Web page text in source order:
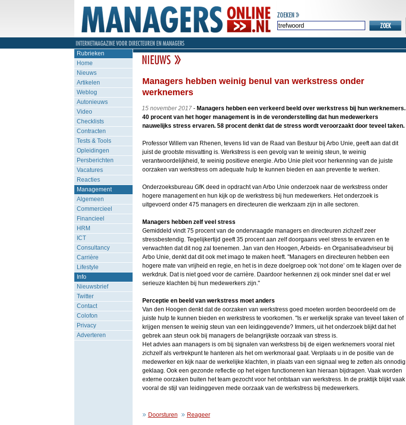
Rubrieken
Home
Nieuws
Artikelen
Weblog
Autonieuws
Video
Checklists
Contracten
Tests & Tools
Opleidingen
Persberichten
Vacatures
Reacties
Management
Algemeen
Commercieel
Financieel
HRM
ICT
Consultancy
Carrière
Lifestyle
Info
Nieuwsbrief
Twitter
Contact
Colofon
Privacy
Adverteren
Managers hebben weinig benul van werkstress onder
werknemers
15 november 2017- Managers hebben een verkeerd beeld over werkstress bij hun werknemers.
40 procent van het hoger management is in de veronderstelling dat hun medewerkers
nauwelijks stress ervaren. 58 procent denkt dat de stress wordt veroorzaakt door teveel taken.
Professor Willem van Rhenen, tevens lid van de Raad van Bestuur bij Arbo Unie, geeft aan dat dit
juist de grootste misvatting is. Werkstress is een gevolg van te weinig steun, te weinig
verantwoordelijkheid, te weinig positieve energie. Arbo Unie pleit voor herkenning van de juiste
oorzaken van werkstress om adequate hulp te kunnen bieden en aan preventie te werken.
Onderzoeksbureau GfK deed in opdracht van Arbo Unie onderzoek naar de werkstress onder
hogere management en hun kijk op de werkstress bij hun medewerkers. Het onderzoek is
uitgevoerd onder 475 managers en directeuren die werkzaam zijn in alle sectoren.
Managers hebben zelf veel stress
Gemiddeld vindt 75 procent van de ondervraagde managers en directeuren zichzelf zeer
stressbestendig. Tegelijkertijd geeft 35 procent aan zelf doorgaans veel stress te ervaren en te
verwachten dat dit nog zal toenemen. Jan van den Hoogen, Arbeids- en Organisatieadviseur bij
Arbo Unie, denkt dat dit ook met imago te maken heeft. "Managers en directeuren hebben een
hogere mate van vrijheid en regie, en het is in deze doelgroep ook ‘not done’ om te klagen over de
werkdruk. Dat is niet goed voor de carrière. Daardoor herkennen zij ook minder snel dat er wel
serieuze klachten bij hun medewerkers zijn."
Perceptie en beeld van werkstress moet anders
Van den Hoogen denkt dat de oorzaken van werkstress goed moeten worden beoordeeld om de
juiste hulp te kunnen bieden en werkstress te voorkomen. "Is er werkelijk sprake van teveel taken of
krijgen mensen te weinig steun van een leidinggevende? Immers, uit het onderzoek blijkt dat het
gebrek aan steun ook bij managers de belangrijkste oorzaak van stress is.
Het advies aan managers is om bij signalen van werkstress bij de eigen werknemers vooral niet
zichzelf als vertrekpunt te hanteren als het om werkmoraal gaat. Verplaats u in de positie van de
medewerker en kijk naar de werkelijke klachten, in plaats van een signaal weg te zetten als onnodig
geklaag. Ook een gezonde reflectie op het eigen functioneren kan hieraan bijdragen. Vaak worden
externe oorzaken buiten het team gezocht voor het ontstaan van werkstress. In de praktijk blijkt vaak
vooral de stijl van leidinggeven mede oorzaak van de werkstress bij medewerkers.
Doorsturen Reageer